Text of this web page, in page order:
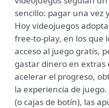
sencillo: pagar una vez
Hoy videojuegos
free-to-play, en los que
acceso al juego gratis,
gastar dinero en extras
acelerar el progreso,
la experiencia de
(o cajas de botín), las